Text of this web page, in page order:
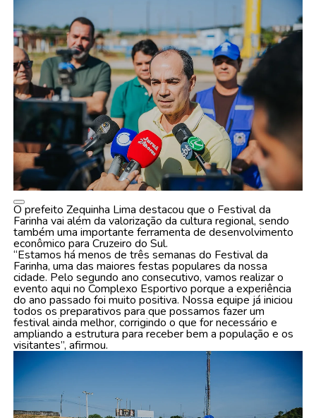
O prefeito Zequinha Lima destacou que o Festival da
Farinha vai além da valorização da cultura regional, sendo
também uma importante ferramenta de desenvolvimento
econômico para Cruzeiro do Sul.
“Estamos há menos de três semanas do Festival da
Farinha, uma das maiores festas populares da nossa
cidade. Pelo segundo ano consecutivo, vamos realizar o
evento aqui no Complexo Esportivo porque a experiência
do ano passado foi muito positiva. Nossa equipe já iniciou
todos os preparativos para que possamos fazer um
festival ainda melhor, corrigindo o que for necessário e
ampliando a estrutura para receber bem a população e os
visitantes”, afirmou.